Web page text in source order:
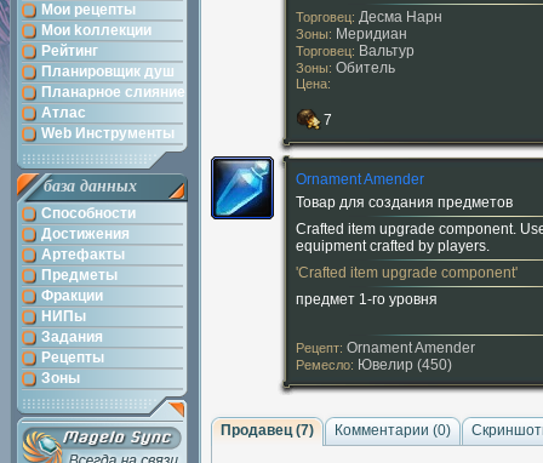
Мои рецепты
Мои kоллекции
Рейтинг
Планировщик душ
Планарное слияние
Атлас
Web Инструменты
база данных
Способности
Достижения
Артефакты
Предметы
Фракции
НИПы
Задания
Рецепты
Зоны
Торговец: Десма Нарн
Зоны: Меридиан
Торговец: Вальтур
Зоны: Обитель
Цена:
7
Ornament Amender
Товар для создания предметов
Crafted item upgrade component.
equipment crafted by players.
'Crafted item upgrade component'
предмет 1-го уровня
Рецепт: Ornament Amender
Ремесло: Ювелир (450)
Продавец (7) Комментарии (0)